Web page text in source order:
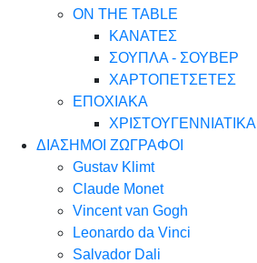
ON THE TABLE
ΚΑΝΑΤΕΣ
ΣΟΥΠΛΑ - ΣΟΥΒΕΡ
ΧΑΡΤΟΠΕΤΣΕΤΕΣ
ΕΠΟΧΙΑΚΑ
ΧΡΙΣΤΟΥΓΕΝΝΙΑΤΙΚΑ
ΔΙΑΣΗΜΟΙ ΖΩΓΡΑΦΟΙ
Gustav Klimt
Claude Monet
Vincent van Gogh
Leonardo da Vinci
Salvador Dali